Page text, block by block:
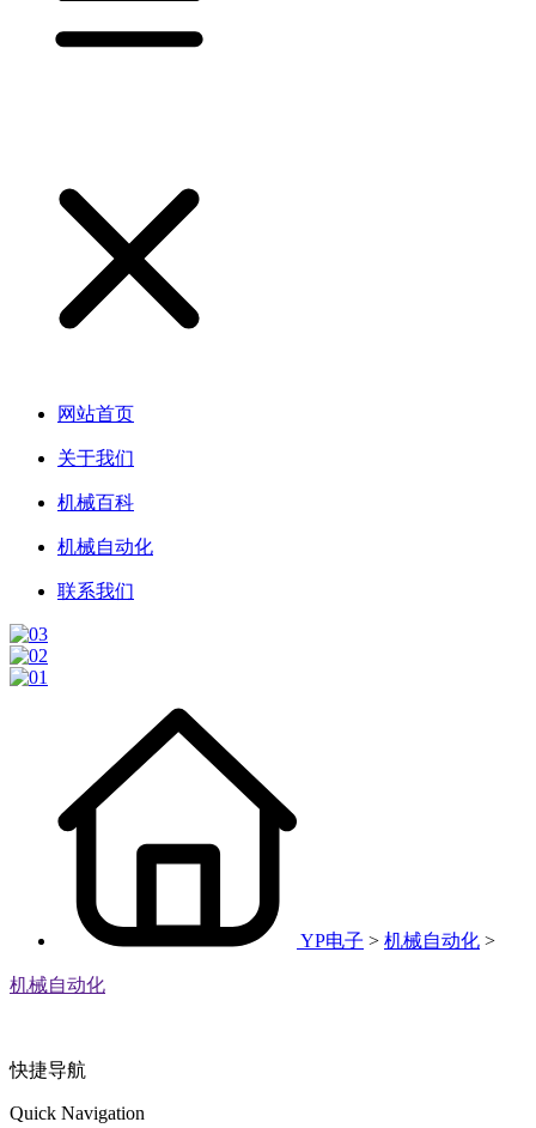
网站首页
关于我们
机械百科
机械自动化
联系我们
YP电子 > 机械自动化 >
机械自动化
快捷导航
Quick Navigation